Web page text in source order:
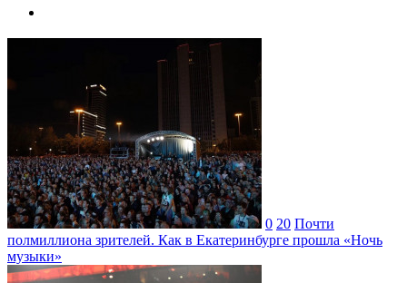
0 20 Почти
полмиллиона зрителей. Как в Екатеринбурге прошла «Ночь
музыки»